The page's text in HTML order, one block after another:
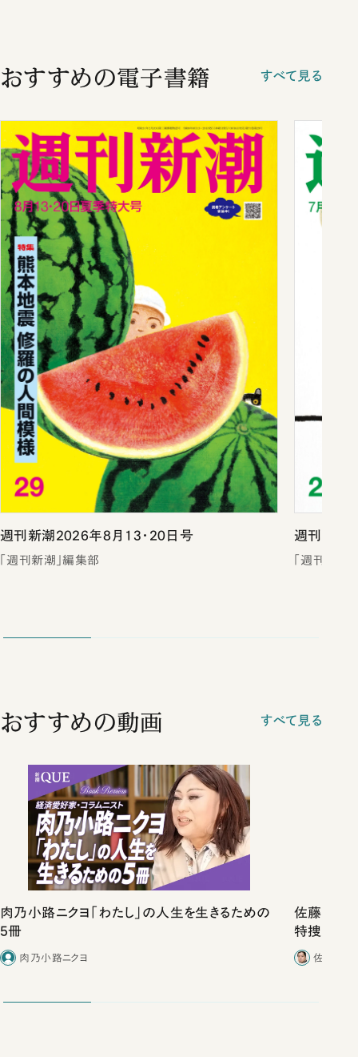
おすすめの電子書籍 すべて見る
週刊新潮2026年8月13・20日号
「週刊新潮」編集部
週刊新潮
「週刊新潮
おすすめの動画 すべて見る
肉乃小路ニクヨ「わたし」の人生を生きるための
5冊
肉乃小路ニクヨ
佐藤優vs
特捜取調
合ったこと
佐藤優